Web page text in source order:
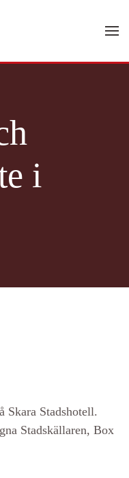
i
Skara Stadshotell.
Stadskällaren, Box